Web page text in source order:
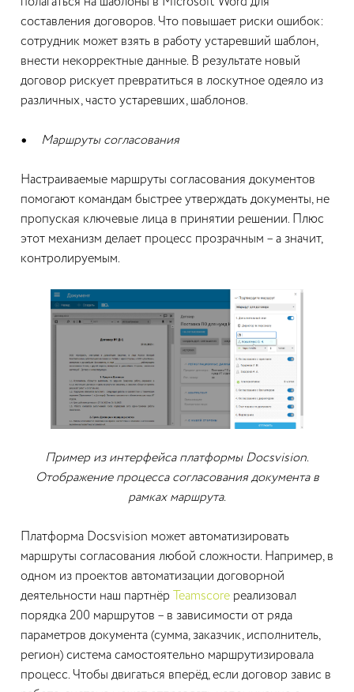
составления договоров. Что повышает риски ошибок:
сотрудник может взять в работу устаревший шаблон,
внести некорректные данные. В результате новый
договор рискует превратиться в лоскутное одеяло из
различных, часто устаревших, шаблонов.
Маршруты согласования
Настраиваемые маршруты согласования документов
помогают командам быстрее утверждать документы, не
пропуская ключевые лица в принятии решении. Плюс
этот механизм делает процесс прозрачным – а значит,
контролируемым.
Пример из интерфейса платформы Docsvision.
Отображение процесса согласования документа в
рамках маршрута.
Платформа Docsvision может автоматизировать
маршруты согласования любой сложности. Например, в
одном из проектов автоматизации договорной
деятельности наш партнёр
Teamscore реализовал
порядка 200 маршрутов – в зависимости от ряда
параметров документа (сумма, заказчик, исполнитель,
регион) система самостоятельно маршрутизировала
процесс. Чтобы двигаться вперёд, если договор завис в